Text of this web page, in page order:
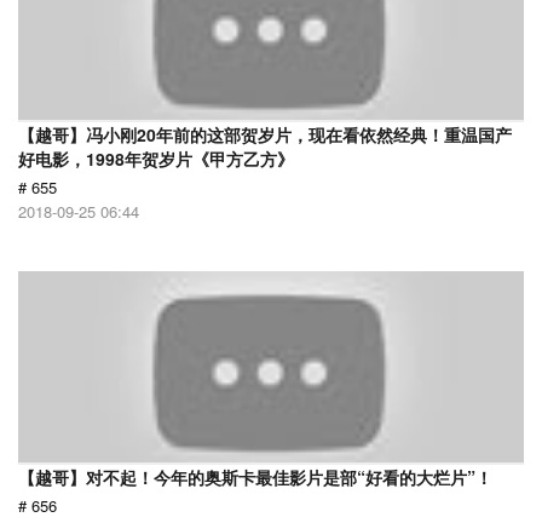
【越哥】冯小刚20年前的这部贺岁片，现在看依然经典！重温国产
好电影，1998年贺岁片《甲方乙方》
# 655
2018-09-25 06:44
【越哥】对不起！今年的奥斯卡最佳影片是部“好看的大烂片”！
# 656